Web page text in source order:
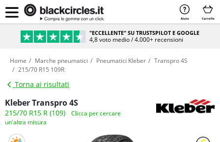
Aiuto Carrello
"ECCELLENTE" SU TRUSTSPILOT E GOOGLE
4,8 voto medio / 4.000+ recensioni
Home Marche pneumatici Pneumatici Kleber
Transpro 4S
215/70 R15 109R
Torna ai risultati
Kleber Transpro 4S
215/70 R15 R (109)
Clicca per cercare
un'altra misura